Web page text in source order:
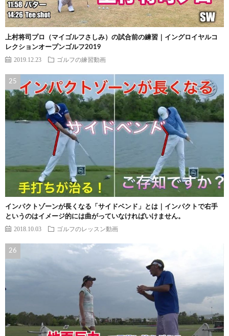
上村将司プロ（マイゴルフさしみ）の試合前の練習｜イングロイヤルコ
レクションオープンゴルフ2019
2019.12.23 ゴルフの練習動画
インパクトゾーンが長くなる「サイドベンド」とは｜インパクトで右手
というのはイメージ的には曲がっていなければいけません。
2018.10.03 ゴルフのレッスン動画